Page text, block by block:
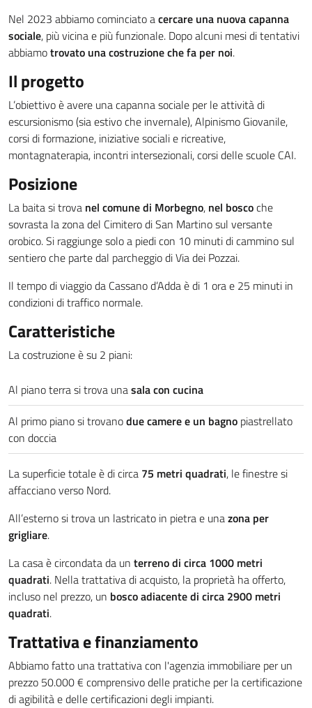
Nel 2023 abbiamo cominciato acercare una nuova capanna
sociale, più vicina e più funzionale. Dopo alcuni mesi di tentativi
abbiamotrovato una costruzione che fa per noi.
Il progetto
L’obiettivo è avere una capanna sociale per le attività di
escursionismo (sia estivo che invernale), Alpinismo Giovanile,
corsi di formazione, iniziative sociali e ricreative,
montagnaterapia, incontri intersezionali, corsi delle scuole CAI.
Posizione
La baita si trova nel comune di Morbegno, nel boscoche
sovrasta la zona del Cimitero di San Martino sul versante
orobico. Si raggiunge solo a piedi con 10 minuti di cammino sul
sentiero che parte dal parcheggio di Via dei Pozzai.
Il tempo di viaggio da Cassano d’Adda è di 1 ora e 25 minuti in
condizioni di traffico normale.
Caratteristiche
La costruzione è su 2 piani:
Al piano terra si trova unasala con cucina
Al primo piano si trovanodue camere e un bagno piastrellato
con doccia
La superficie totale è di circa 75 metri quadrati, le finestre si
affacciano verso Nord.
All’esterno si trova un lastricato in pietra e unazona per
grigliare.
La casa è circondata da un terreno di circa 1000 metri
quadrati. Nella trattativa di acquisto, la proprietà ha offerto,
incluso nel prezzo, un bosco adiacente di circa 2900 metri
quadrati.
Trattativa e finanziamento
Abbiamo fatto una trattativa con l'agenzia immobiliare per un
prezzo 50.000 € comprensivo delle pratiche per la certificazione
di agibilità e delle certificazioni degli impianti.